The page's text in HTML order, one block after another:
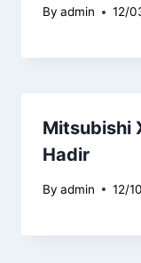
By admin 12/
Mitsubishi
Hadir
By admin 12/